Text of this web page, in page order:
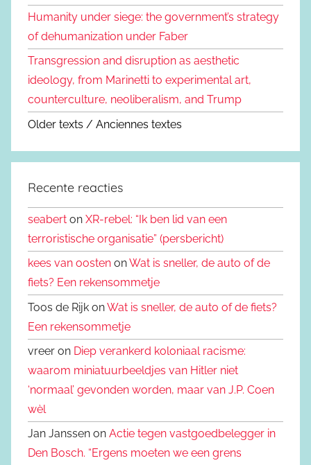
Humanity under siege: the government’s strategy
of dehumanization under Faber
Transgression and disruption as aesthetic
ideology, from Marinetti to experimental art,
counterculture, neoliberalism, and Trump
Older texts / Anciennes textes
Recente reacties
seabert on XR-rebel: “Ik ben lid van een
terroristische organisatie” (persbericht)
kees van oosten onWat is sneller, de auto of de
fiets? Een rekensommetje
Toos de Rijk onWat is sneller, de auto of de fiets?
Een rekensommetje
vreer on Diep verankerd koloniaal racisme:
waarom miniatuurbeeldjes van Hitler niet
‘normaal’ gevonden worden, maar van J.P. Coen
wèl
Jan Janssen on Actie tegen vastgoedbelegger in
Den Bosch. “Ergens moeten we een grens